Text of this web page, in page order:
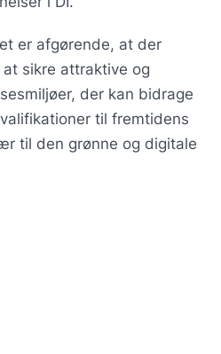
er afgørende, at der
sikre attraktive og
der kan bidrage
til fremtidens
til den grønne og digitale